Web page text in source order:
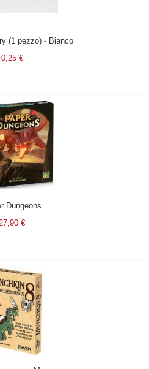
(1 pezzo) - Bianco
0,25 €
Dungeons
€